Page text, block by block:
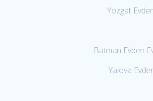
Yozgat
Batman Evden
Yalova